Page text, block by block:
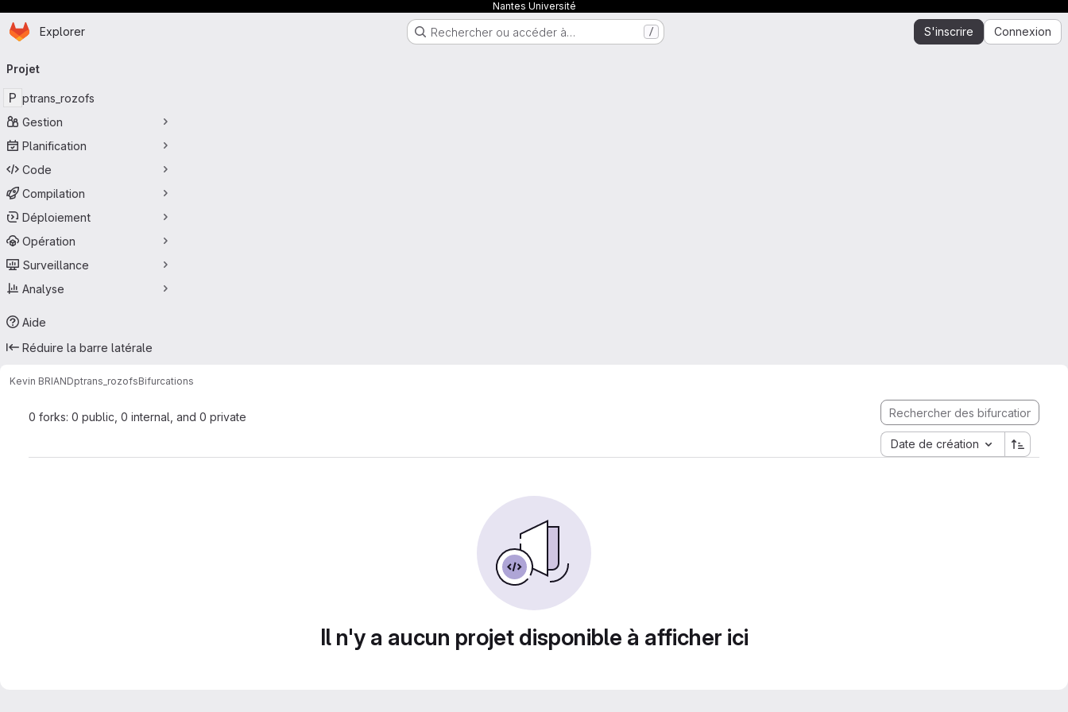
Nantes Université
Passer au contenu principal
Page d'accueil
Explorer Rechercher ou accéder à… / S'inscrire Connexion
principale
Projet
P ptrans_rozofs
Gestion
Planification
Code
Compilation
Déploiement
Opération
Surveillance
Analyse
Aide
Réduire la barre latérale
Kevin BRIANDptrans_rozofsBifurcations
0 forks: 0 public, 0 internal, and 0 private
Date de création
Il n'y a aucun projet disponible à afficher ici